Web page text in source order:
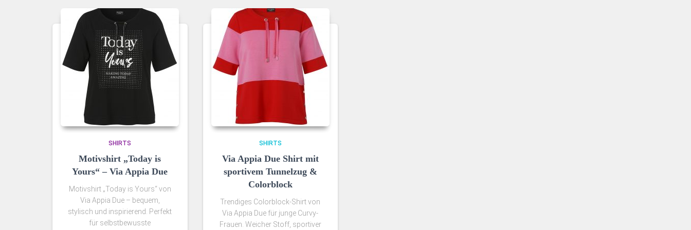
SHIRTS
Motivshirt „Today is
Yours“ – Via Appia Due
Motivshirt „Today is Yours“ von
Via Appia Due – bequem,
stylisch und inspirierend. Perfekt
für selbstbewusste
SHIRTS
Via Appia Due Shirt mit
sportivem Tunnelzug &
Colorblock
Trendiges Colorblock-Shirt von
Via Appia Due für junge Curvy-
Frauen. Weicher Stoff, sportiver